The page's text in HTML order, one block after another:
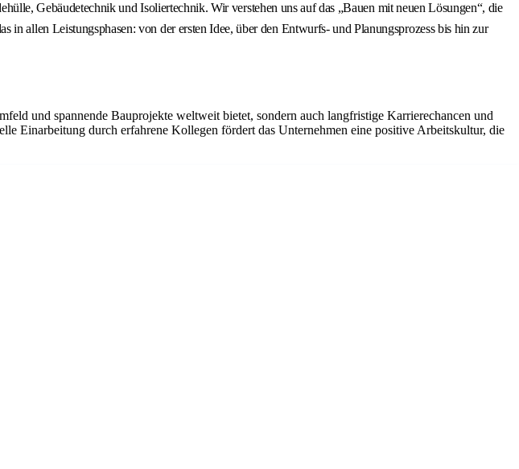
Gebäudetechnik und Isoliertechnik. Wir verstehen uns auf das „Bauen mit neuen Lösungen“, die
allen Leistungsphasen: von der ersten Idee, über den Entwurfs- und Planungsprozess bis hin zur
und spannende Bauprojekte weltweit bietet, sondern auch langfristige Karrierechancen und
Einarbeitung durch erfahrene Kollegen fördert das Unternehmen eine positive Arbeitskultur, die